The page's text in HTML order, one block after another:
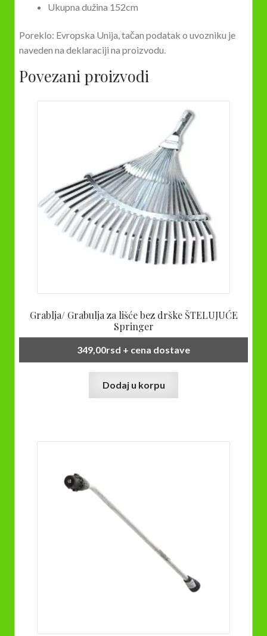
Ukupna dužina 152cm
Poreklo: Evropska Unija, tačan podatak o uvozniku je
naveden na deklaraciji na proizvodu.
Povezani proizvodi
Grablja/ Grabulja za lišće bez drške ŠTELUJUĆE
Springer
349,00rsd + cena dostave
Dodaj u korpu